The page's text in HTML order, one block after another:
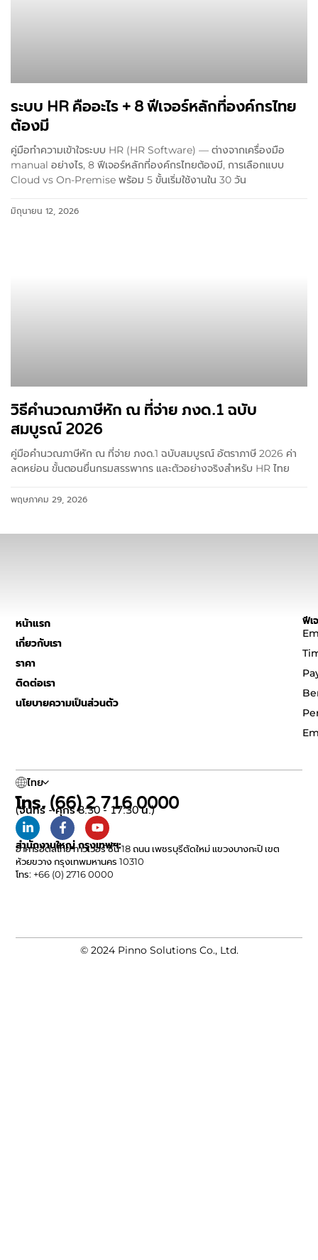
ระบบ HR คืออะไร + 8 ฟีเจอร์หลักที่องค์กรไทย
ต้องมี
คู่มือทำความเข้าใจระบบ HR (HR Software) — ต่างจากเครื่องมือ
manual อย่างไร, 8 ฟีเจอร์หลักที่องค์กรไทยต้องมี, การเลือกแบบ
Cloud vs On-Premise พร้อม 5 ขั้นเริ่มใช้งานใน 30 วัน
มิถุนายน 12, 2026
วิธีคำนวณภาษีหัก ณ ที่จ่าย ภงด.1 ฉบับ
สมบูรณ์ 2026
คู่มือคำนวณภาษีหัก ณ ที่จ่าย ภงด.1 ฉบับสมบูรณ์ อัตราภาษี 2026 ค่า
ลดหย่อน ขั้นตอนยื่นกรมสรรพากร และตัวอย่างจริงสำหรับ HR ไทย
พฤษภาคม 29, 2026
หน้าแรก
เกี่ยวกับเรา
ราคา
ติดต่อเรา
นโยบายความเป็นส่วนตัว
ฟีเ
ไทย
โทร. (66) 2 716 0000
(จันทร์ - ศุกร์ 8:30 - 17:30 น.)
สำนักงานใหญ่ กรุงเทพฯ:
อาคารอิตัลไทย ทาวเวอร์ ชั้น 18 ถนน เพชรบุรีตัดใหม่ แขวงบางกะปิ เขต
ห้วยขวาง กรุงเทพมหานคร 10310
โทร: +66 (0) 2716 0000
© 2024 Pinno Solutions Co., Ltd.